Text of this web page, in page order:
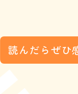
読んだらぜひ